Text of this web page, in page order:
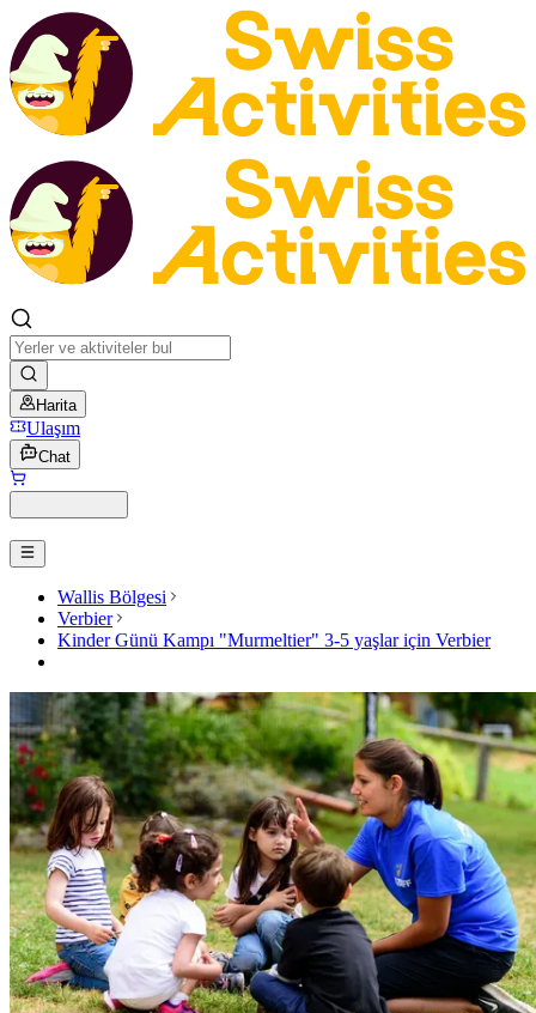
Harita
Ulaşım
Chat
Wallis Bölgesi
Verbier
Kinder Günü Kampı "Murmeltier" 3-5 yaşlar için Verbier